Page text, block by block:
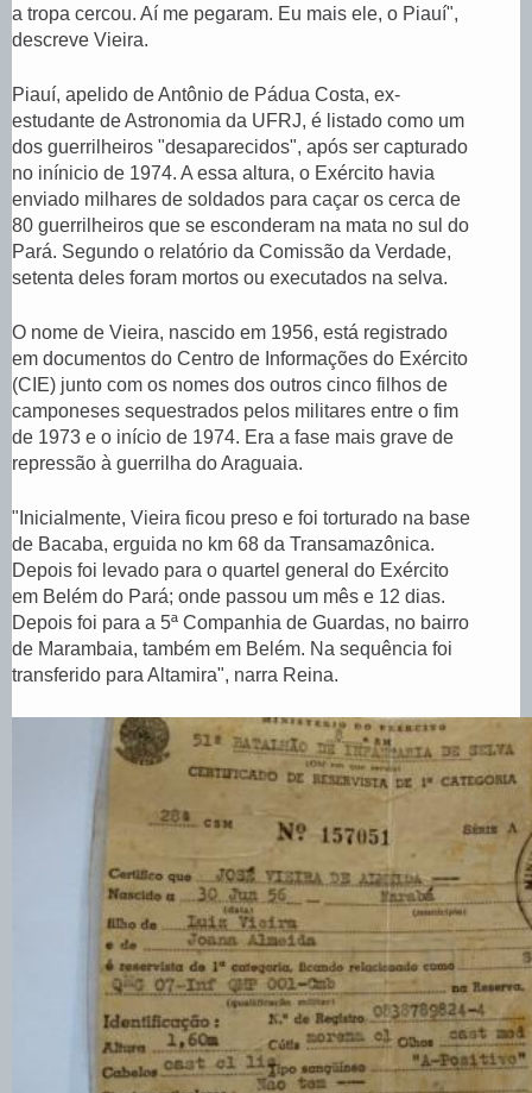
a tropa cercou. Aí me pegaram. Eu mais ele, o Piauí",
descreve Vieira.
Piauí, apelido de Antônio de Pádua Costa, ex-
estudante de Astronomia da UFRJ, é listado como um
dos guerrilheiros "desaparecidos", após ser capturado
no inínicio de 1974. A essa altura, o Exército havia
enviado milhares de soldados para caçar os cerca de
80 guerrilheiros que se esconderam na mata no sul do
Pará. Segundo o relatório da Comissão da Verdade,
setenta deles foram mortos ou executados na selva.
O nome de Vieira, nascido em 1956, está registrado
em documentos do Centro de Informações do Exército
(CIE) junto com os nomes dos outros cinco filhos de
camponeses sequestrados pelos militares entre o fim
de 1973 e o início de 1974. Era a fase mais grave de
repressão à guerrilha do Araguaia.
"Inicialmente, Vieira ficou preso e foi torturado na base
de Bacaba, erguida no km 68 da Transamazônica.
Depois foi levado para o quartel general do Exército
em Belém do Pará; onde passou um mês e 12 dias.
Depois foi para a 5ª Companhia de Guardas, no bairro
de Marambaia, também em Belém. Na sequência foi
transferido para Altamira", narra Reina.